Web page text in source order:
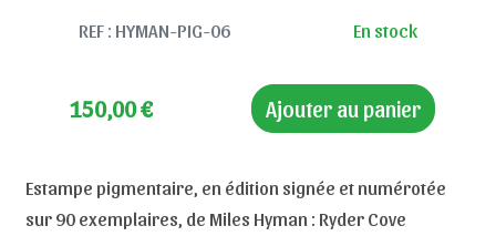
REF : HYMAN-PIG-06 En stock
150,00€ Ajouter au panier
Estampe pigmentaire, en édition signée et numérotée
sur 90 exemplaires, de Miles Hyman : Ryder Cove